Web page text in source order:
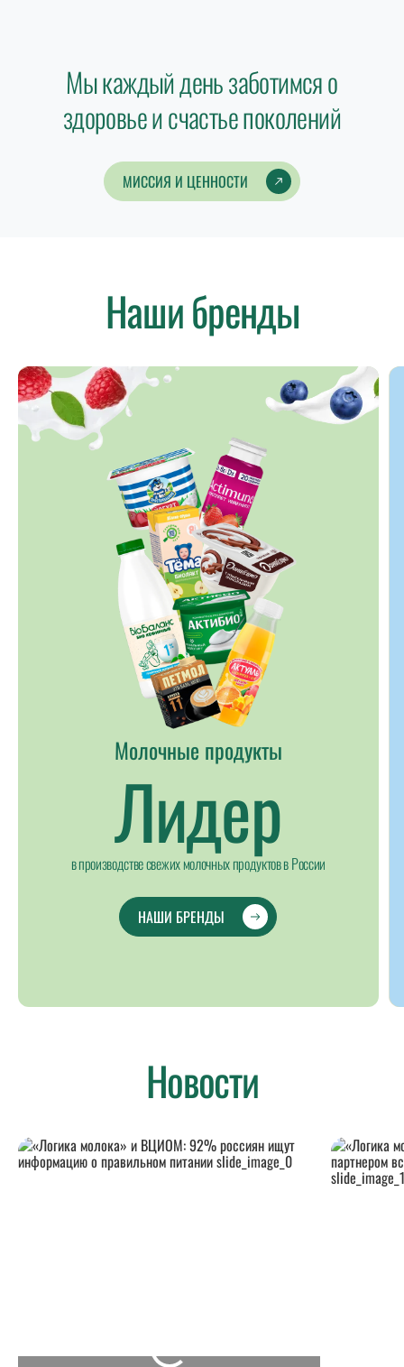
Мы каждый день заботимся о
здоровье и счастье поколений
МИССИЯ И ЦЕННОСТИ
Наши бренды
Молочные продукты
Лидер
в производстве свежих молочных продуктов в России
НАШИ БРЕНДЫ
Новости